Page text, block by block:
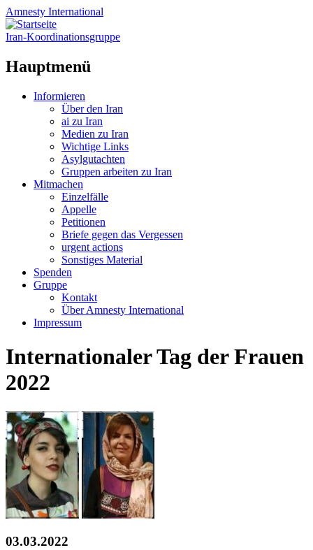
Amnesty International
Iran-Koordinationsgruppe
Hauptmenü
Zum
Informieren
Über den Iran
ai zu Iran
Medien zu Iran
Wichtige Links
Asylgutachten
Gruppen arbeiten zu Iran
Mitmachen
Einzelfälle
Appelle
Petitionen
Briefe gegen das Vergessen
urgent actions
Sonstiges Material
Spenden
Gruppe
Kontakt
Über Amnesty International
Impressum
Internationaler Tag der Frauen
2022
03.03.2022